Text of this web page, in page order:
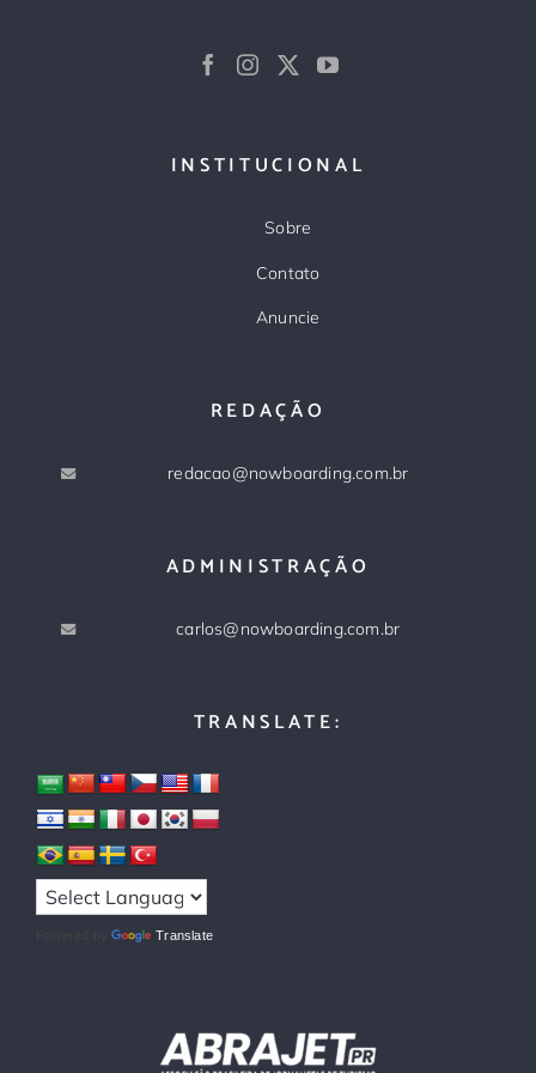
INSTITUCIONAL
Sobre
Contato
Anuncie
REDAÇÃO
redacao@nowboarding.com.br
ADMINISTRAÇÃO
carlos@nowboarding.com.br
TRANSLATE:
Powered by Translate